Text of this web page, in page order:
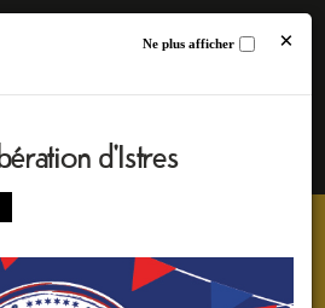
site de la ville
Ne plus afficher ×
d'Istres
1 clic'